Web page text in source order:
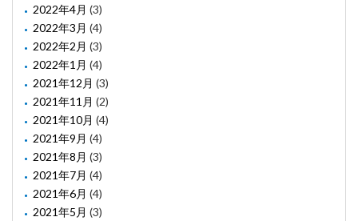
2022年4月 (3)
2022年3月 (4)
2022年2月 (3)
2022年1月 (4)
2021年12月 (3)
2021年11月 (2)
2021年10月 (4)
2021年9月 (4)
2021年8月 (3)
2021年7月 (4)
2021年6月 (4)
2021年5月 (3)